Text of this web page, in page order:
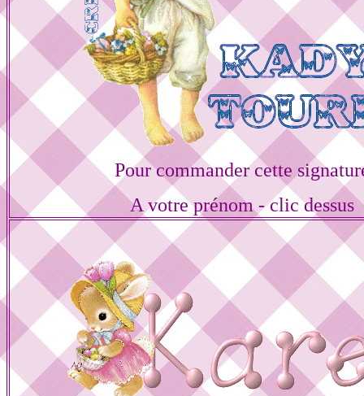
Pour commander cette
A votre prénom - clic dessus